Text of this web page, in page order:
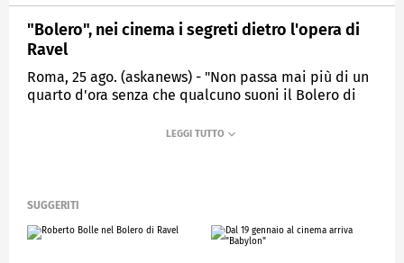
"Bolero", nei cinema i segreti dietro l'opera di
Ravel
Roma, 25 ago. (askanews) - "Non passa mai più di un
quarto d'ora senza che qualcuno suoni il Bolero di
termina il film di Anne Fontaine "Bolero", nei cinema
eccezionale, ossessiva, magistrale partitura e
Maurice Ravel.
SUGGERITI